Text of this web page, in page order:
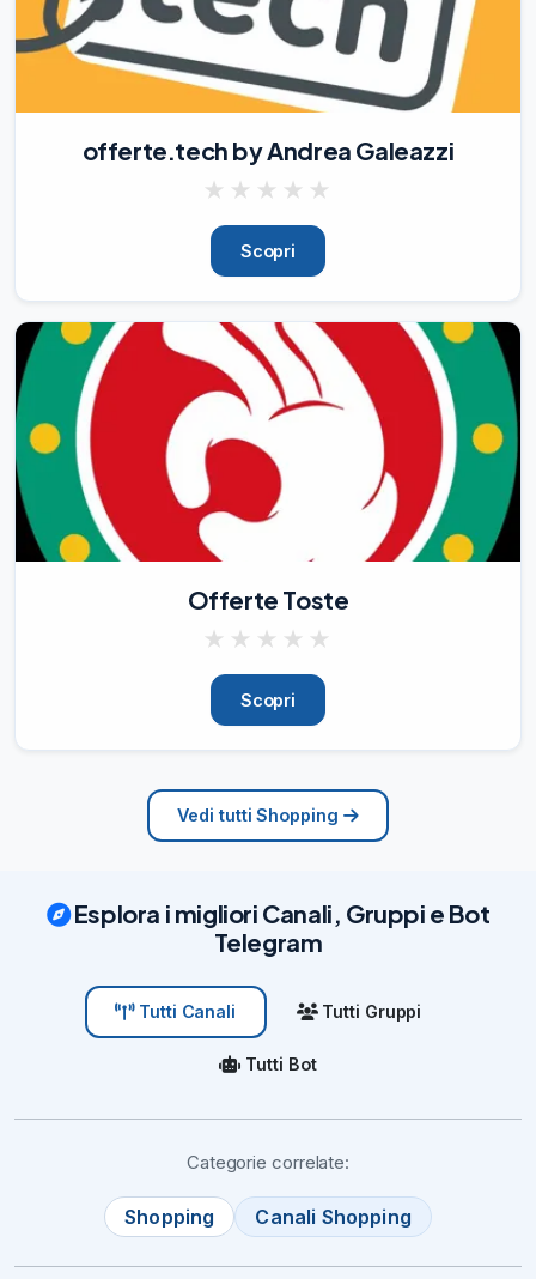
Opportunità di crescita professionale
🎓
Formazione continua
⏰
30/07/26
offerte.tech by Andrea Galeazzi
★ ★ ★ ★ ★
Scopri
Offerte Toste
★ ★ ★ ★ ★
Scopri
Vedi tutti Shopping
Esplora i migliori Canali, Gruppi e Bot
Telegram
Tutti Canali Tutti Gruppi
Tutti Bot
Categorie correlate:
Shopping Canali Shopping